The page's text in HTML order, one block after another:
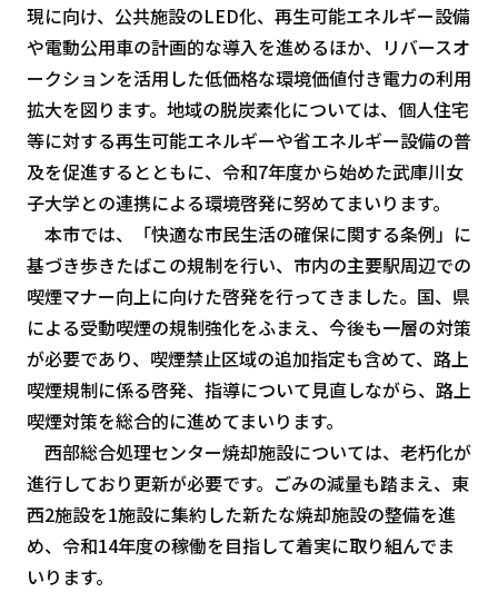
現に向け、公共施設のLED化、再生可能エネルギー設備
や電動公用車の計画的な導入を進めるほか、リバースオ
ークションを活用した低価格な環境価値付き電力の利用
拡大を図ります。地域の脱炭素化については、個人住宅
等に対する再生可能エネルギーや省エネルギー設備の普
及を促進するとともに、令和7年度から始めた武庫川女
子大学との連携による環境啓発に努めてまいります。
本市では、「快適な市民生活の確保に関する条例」に
基づき歩きたばこの規制を行い、市内の主要駅周辺での
喫煙マナー向上に向けた啓発を行ってきました。国、県
による受動喫煙の規制強化をふまえ、今後も一層の対策
が必要であり、喫煙禁止区域の追加指定も含めて、路上
喫煙規制に係る啓発、指導について見直しながら、路上
喫煙対策を総合的に進めてまいります。
西部総合処理センター焼却施設については、老朽化が
進行しており更新が必要です。ごみの減量も踏まえ、東
西2施設を1施設に集約した新たな焼却施設の整備を進
め、令和14年度の稼働を目指して着実に取り組んでま
いります。